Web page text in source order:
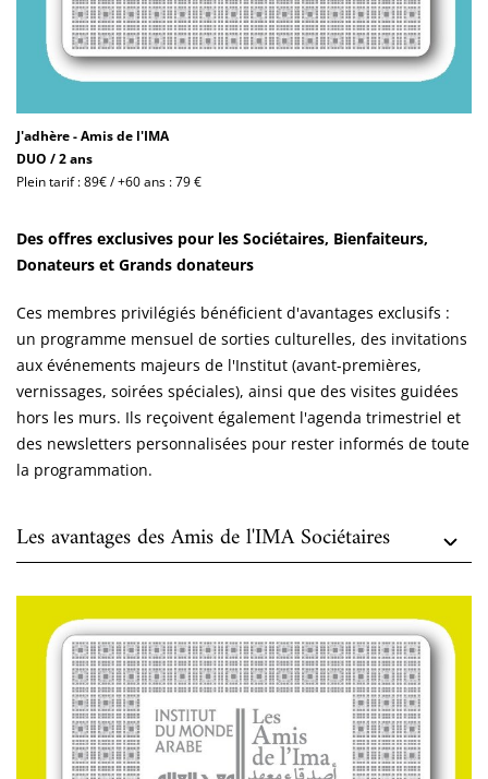
J'adhère - Amis de l'IMA
DUO / 2 ans
Plein tarif : 89€ / +60 ans : 79 €
Des offres exclusives pour les Sociétaires, Bienfaiteurs,
Donateurs et Grands donateurs
Ces membres privilégiés bénéficient d'avantages exclusifs :
un programme mensuel de sorties culturelles, des invitations
aux événements majeurs de l'Institut (avant-premières,
vernissages, soirées spéciales), ainsi que des visites guidées
hors les murs. Ils reçoivent également l'agenda trimestriel et
des newsletters personnalisées pour rester informés de toute
la programmation.
Les avantages des Amis de l'IMA Sociétaires